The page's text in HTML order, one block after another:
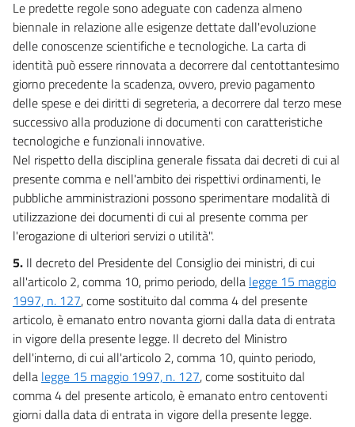
Le predette regole sono adeguate con cadenza almeno
biennale in relazione alle esigenze dettate dall'evoluzione
delle conoscenze scientifiche e tecnologiche. La carta di
identità può essere rinnovata a decorrere dal centottantesimo
giorno precedente la scadenza, ovvero, previo pagamento
delle spese e dei diritti di segreteria, a decorrere dal terzo mese
successivo alla produzione di documenti con caratteristiche
tecnologiche e funzionali innovative.
Nel rispetto della disciplina generale fissata dai decreti di cui al
presente comma e nell'ambito dei rispettivi ordinamenti, le
pubbliche amministrazioni possono sperimentare modalità di
utilizzazione dei documenti di cui al presente comma per
l'erogazione di ulteriori servizi o utilità".
5. Il decreto del Presidente del Consiglio dei ministri, di cui
all'articolo 2, comma 10, primo periodo, della legge 15 maggio
1997, n. 127, come sostituito dal comma 4 del presente
articolo, è emanato entro novanta giorni dalla data di entrata
in vigore della presente legge. Il decreto del Ministro
dell'interno, di cui all'articolo 2, comma 10, quinto periodo,
della legge 15 maggio 1997, n. 127, come sostituito dal
comma 4 del presente articolo, è emanato entro centoventi
giorni dalla data di entrata in vigore della presente legge.